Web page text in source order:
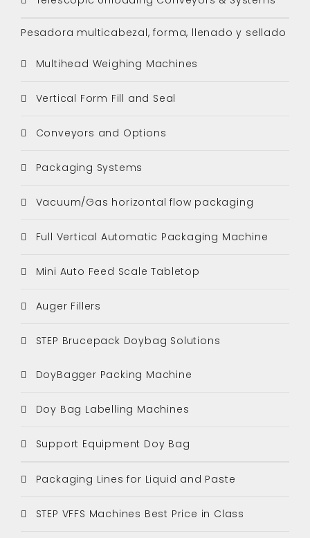
Pesadora multicabezal, forma, llenado y sellado
Multihead Weighing Machines
Vertical Form Fill and Seal
Conveyors and Options
Packaging Systems
Vacuum/Gas horizontal flow packaging
Full Vertical Automatic Packaging Machine
Mini Auto Feed Scale Tabletop
Auger Fillers
STEP Brucepack Doybag Solutions
DoyBagger Packing Machine
Doy Bag Labelling Machines
Support Equipment Doy Bag
Packaging Lines for Liquid and Paste
STEP VFFS Machines Best Price in Class